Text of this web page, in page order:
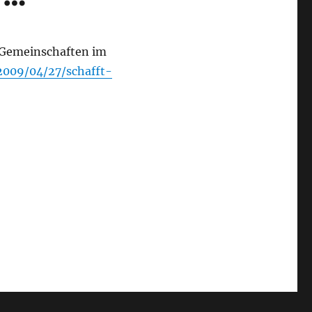
im
04/27/schafft-